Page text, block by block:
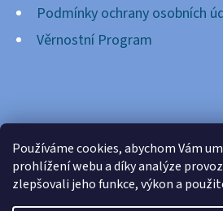
Používáme cookies, abychom Vám
prohlížení webu a díky analýze
zlepšovali jeho funkce, výkon a
Podmínky ochrany osobních
Věrnostní Program
FACEBOOK